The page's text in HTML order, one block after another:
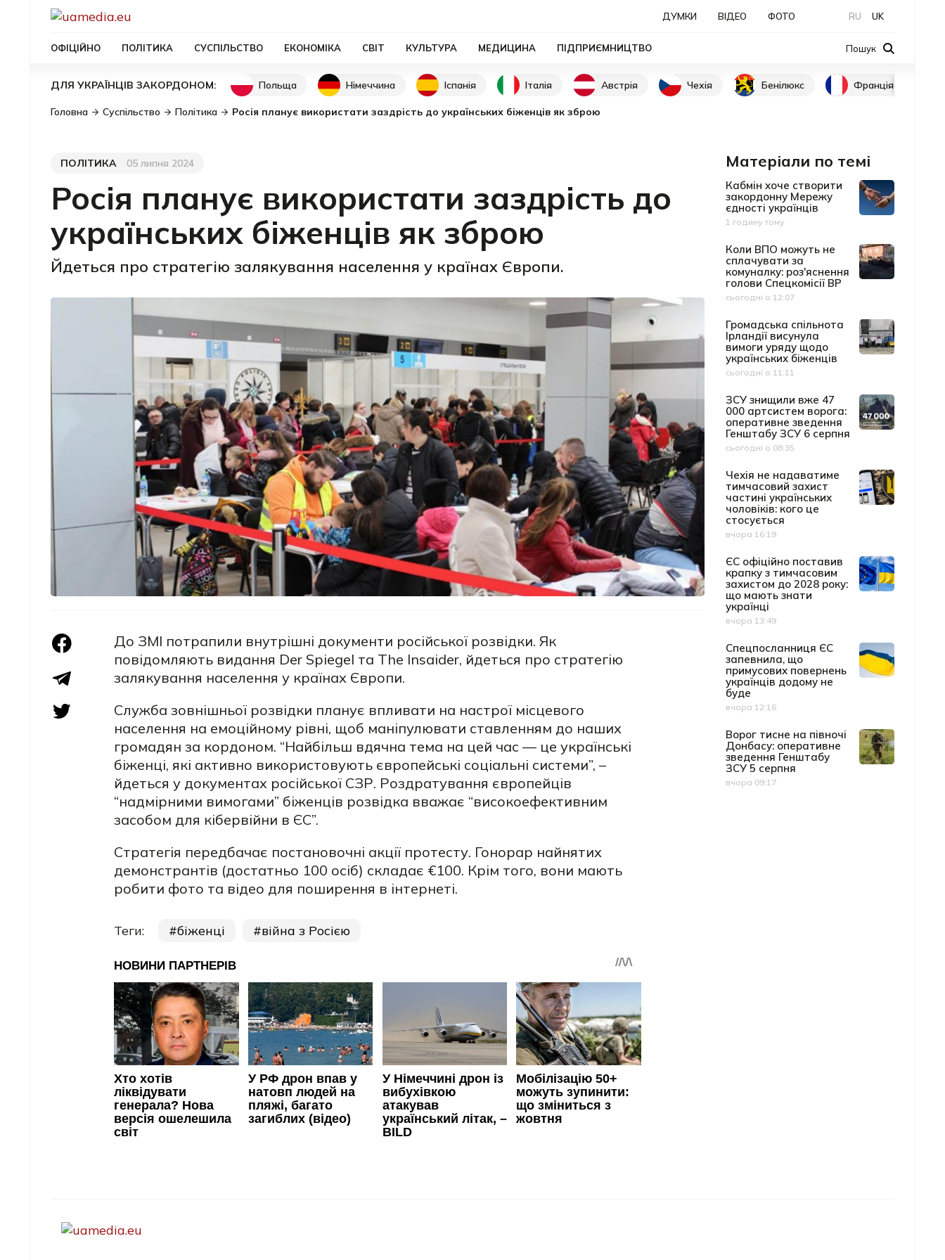
ДУМКИ ВІДЕО ФОТО
ОФІЦІЙНО ПОЛІТИКА СУСПІЛЬСТВО ЕКОНОМІКА СВІТ КУЛЬТУРА МЕДИЦИНА ПІДПРИЄМНИЦТВО
RU UK
Пошук
ДЛЯ УКРАЇНЦІВ ЗАКОРДОНОМ: Польща Німеччина Іспанія Італія Австрія Чехія Бенілюкс Франція
Головна Суспільство Політика Росія планує використати заздрість до українських біженців як зброю
Категорія
ПОЛІТИКА
Дата публікації05 липня 2024
Росія планує використати заздрість до
українських біженців як зброю
Йдеться про стратегію залякування населення у країнах Європи.
До ЗМІ потрапили внутрішні документи російської розвідки. Як
повідомляють видання Der Spiegel та The Insaider, йдеться про стратегію
залякування населення у країнах Європи.
Служба зовнішньої розвідки планує впливати на настрої місцевого
населення на емоційному рівні, щоб маніпулювати ставленням до наших
громадян за кордоном. “Найбільш вдячна тема на цей час — це українські
біженці, які активно використовують європейські соціальні системи”, –
йдеться у документах російської СЗР. Роздратування європейців
“надмірними вимогами” біженців розвідка вважає “високоефективним
засобом для кібервійни в ЄС”.
Стратегія передбачає постановочні акції протесту. Гонорар найнятих
демонстрантів (достатньо 100 осіб) складає €100. Крім того, вони мають
робити фото та відео для поширення в інтернеті.
Теги: біженці війна з Росією
Матеріали по темі
Кабмін хоче створити
закордонну Мережу
єдності українців
Дата публікації
1 годину тому
Коли ВПО можуть не
сплачувати за
комуналку: роз'яснення
голови Спецкомісії ВР
Дата публікації
сьогодні о 12:07
Громадська спільнота
Ірландії висунула
вимоги уряду щодо
українських біженців
Дата публікації
сьогодні о 11:11
ЗСУ знищили вже 47
000 артсистем ворога:
оперативне зведення
Генштабу ЗСУ 6 серпня
Дата публікації
сьогодні о 08:35
Чехія не надаватиме
тимчасовий захист
частині українських
чоловіків: кого це
стосується
Дата публікації
вчора 16:19
ЄС офіційно поставив
крапку з тимчасовим
захистом до 2028 року:
що мають знати
українці
Дата публікації
вчора 13:49
Спецпосланниця ЄС
запевнила, що
примусових повернень
українців додому не
буде
Дата публікації
вчора 12:16
Ворог тисне на півночі
Донбасу: оперативне
зведення Генштабу
ЗСУ 5 серпня
Дата публікації
вчора 09:17